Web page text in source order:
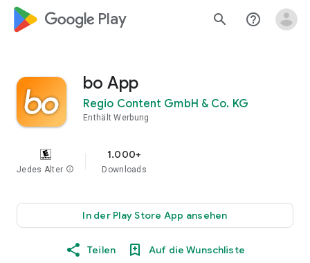
google_logo Play search help_outline
bo App
Regio Content GmbH & Co. KG
Enthält Werbung
Jedes Alter info
1.000+
Downloads
In der Play Store App ansehen
Teilen Auf die Wunschliste